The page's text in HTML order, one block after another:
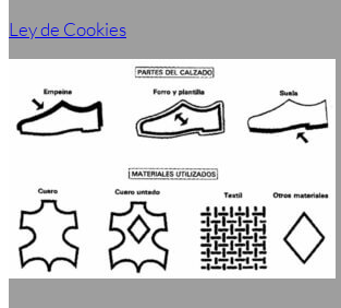
Ley de Cookies